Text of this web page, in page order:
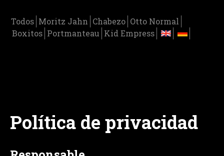
Todos Moritz Jahn Chabezo Otto Normal
Boxitos Portmanteau Kid Empress
Política de privacidad